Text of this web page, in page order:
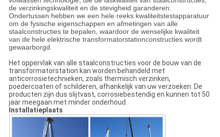
de verzinkingskwaliteit en de stevigheid garanderen.
Ondertussen hebben we een hele reeks kwaliteitstestapparatuur
om de fysische eigenschappen en afmetingen van alle
staalconstructies te bepalen, waardoor de wenselijke kwaliteit
van de hele elektrische transformatorstationconstructies wordt
gewaarborgd.
Het oppervlak van alle staalconstructies voor de bouw van de
transformatorstation kan worden behandeld met
anticorrosietechnieken, zoals thermisch verzinken,
poedercoaten of schilderen, afhankelijk van uw verzoeken. De
producten zijn dus slijtvast, corrosiebestendig en kunnen tot 50
jaar meegaan met minder onderhoud.
Installatieplaats